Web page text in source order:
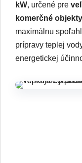
kW, určené pre
komerčné objekty
maximálnu
prípravy teplej
energetickej